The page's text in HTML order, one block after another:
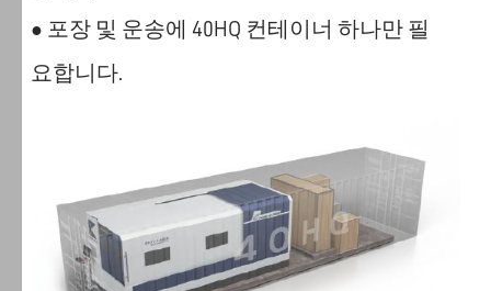
● 포장 및 운송에 40HQ 컨테이너 하나만 필
요합니다.